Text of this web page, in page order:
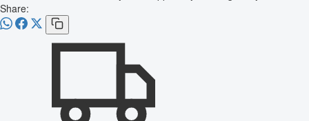
Share: